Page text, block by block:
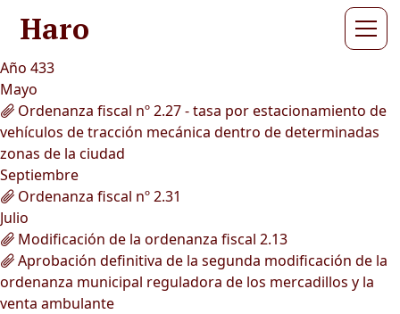
Haro
Año 433
Mayo
Ordenanza fiscal nº 2.27 - tasa por estacionamiento de
vehículos de tracción mecánica dentro de determinadas
zonas de la ciudad
Septiembre
Ordenanza fiscal nº 2.31
Julio
Modificación de la ordenanza fiscal 2.13
Aprobación definitiva de la segunda modificación de la
ordenanza municipal reguladora de los mercadillos y la
venta ambulante